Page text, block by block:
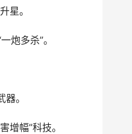
星。
炮多杀”。
。
增幅”科技。